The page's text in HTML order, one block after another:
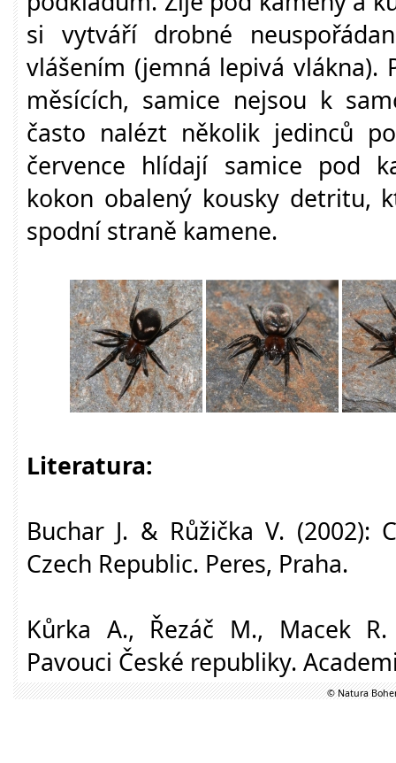
si vytváří drobné
vlášením (jemná lepivá vlákna).
měsících, samice nejsou k
často nalézt několik jedinců
července hlídají samice pod
kokon obalený kousky detritu,
spodní straně kamene.
Literatura:
Buchar J. & Růžička V. (2002):
Czech Republic. Peres, Praha.
Kůrka A., Řezáč M., Macek
Pavouci České republiky.
© Natura